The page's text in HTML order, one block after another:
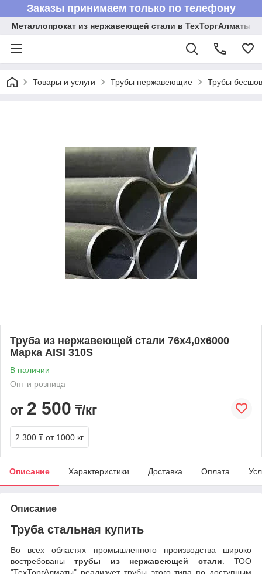
Заказы принимаем только по телефону
Металлопрокат из нержавеющей стали в ТехТоргАлматы
Товары и услуги Трубы нержавеющие Трубы
Труба из нержавеющей стали 76х4,0х6000
Марка AISI 310S
В наличии
Опт и розница
от 2 500 ₸/кг
2 300 ₸ от 1000 кг
Описание Характеристики Доставка Оплата
Описание
Труба стальная купить
Во всех областях промышленного производства широко
востребованытрубы из нержавеющей стали. ТОО